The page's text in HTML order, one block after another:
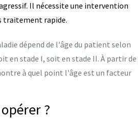
Il nécessite une intervention
traitement rapide.
dépend de l'âge du patient selon
en stade I, soit en stade II. À partir de
à quel point l'âge est un facteur
?